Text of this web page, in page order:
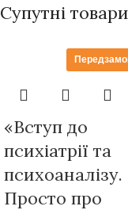
Супутні товари
«Вступ до
психіатрії та
психоаналізу.
Просто про